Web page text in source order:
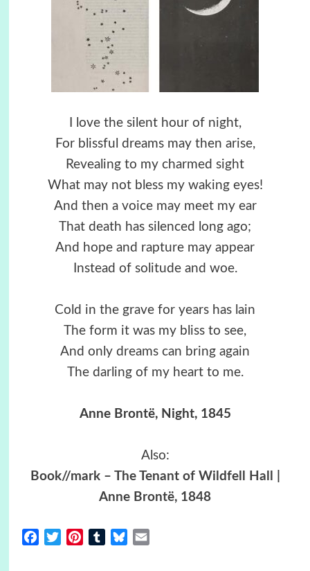
I love the silent hour of night,
For blissful dreams may then arise,
Revealing to my charmed sight
What may not bless my waking eyes!
And then a voice may meet my ear
That death has silenced long ago;
And hope and rapture may appear
Instead of solitude and woe.
Cold in the grave for years has lain
The form it was my bliss to see,
And only dreams can bring again
The darling of my heart to me.
Anne Brontë, Night, 1845
Also:
Book//mark – The Tenant of Wildfell Hall |
Anne Brontë, 1848
FacebookTwitterPinterestTumblrBluesky